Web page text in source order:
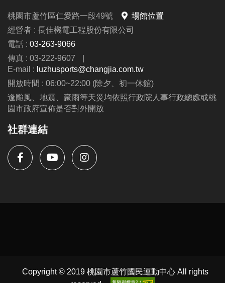
桃園市蘆竹區仁愛路一段49號
場館位置
經營者 : 長佳機電工程股份有限公司
電話 : 03-263-9066
傳真 : 03-222-9607
|
E-mail : luzhusports@changjia.com.tw
開放時間 : 06:00~22:00 (除夕、初一休館)
逢颱風、地震、豪雨等天災均依照行政院人事行政總處或桃
園市政府宣佈是否對外開放
社群連結
Copyright © 2019 桃園市蘆竹國民運動中心 All rights